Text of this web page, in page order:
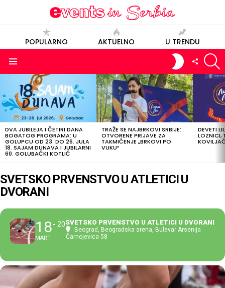
POPULARNO AKTUELNO U TRENDU
SWITCH
SKIN
FOLLOW
US
POSLEDNJE
OBJAVE
DVA JUBILEJA I ČETIRI DANA
BOGATOG PROGRAMA: U
GOLUPCU OD 23. DO 26. JULA
18. SAJAM DUNAVA I JUBILARNI
60. GOLUBAČKI KOTLIĆ
TRAŽE SE NAJBRKOVI SRBIJE:
OTVORENE PRIJAVE ZA
TAKMIČENJE „BRKOVI PO
VUKU“
DEVETI
LOZNICI,
SVETSKO PRVENSTVO U ATLETICI U
DVORANI
18
MART
20SVETSKO PRVENSTVO U ATLETICI U DVORANI
Beograd, Beogradska arena , Bulevar Arsenija
Čarnojevica 58